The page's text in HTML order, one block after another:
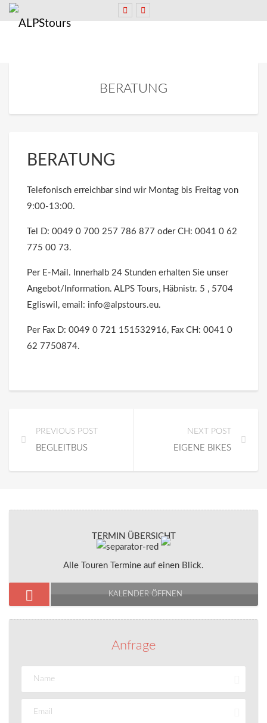
BERATUNG
BERATUNG
Telefonisch erreichbar sind wir Montag bis Freitag von
9:00-13:00.
Tel D: 0049 0 700 257 786 877 oder CH: 0041 0 62
775 00 73.
Per E-Mail. Innerhalb 24 Stunden erhalten Sie unser
Angebot/Information. ALPS Tours, Häbnistr. 5 , 5704
Egliswil, email: info@alpstours.eu.
Per Fax D: 0049 0 721 151532916, Fax CH: 0041 0
62 7750874.
PREVIOUS POST
BEGLEITBUS
NEXT POST
EIGENE BIKES
TERMIN ÜBERSICHT
Alle Touren Termine auf einen Blick.
KALENDER ÖFFNEN
Anfrage